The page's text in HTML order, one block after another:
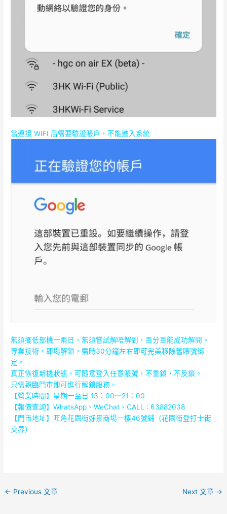
當連接 WIFI 后需要驗證賬戶，不能進入系統
無須擺低部機一兩日，無須嘗試解唔解到，百分百能成功解開。
專業技術，即場解鎖，需時30分鐘左右即可完美移除舊賬號綁
定。
真正恢復新機狀態，可隨意登入任意賬號，不重鎖，不反鎖。
只需親臨門市即可進行解鎖服務。
【營業時間】星期一至日 13：00—21：00
【報價查詢】WhatsApp、WeChat、CALL : 63882038
【門市地址】
旺角花園街好景商場一樓46號鋪（花園街登打士街
交界）
← Previous 文章 Next 文章 →